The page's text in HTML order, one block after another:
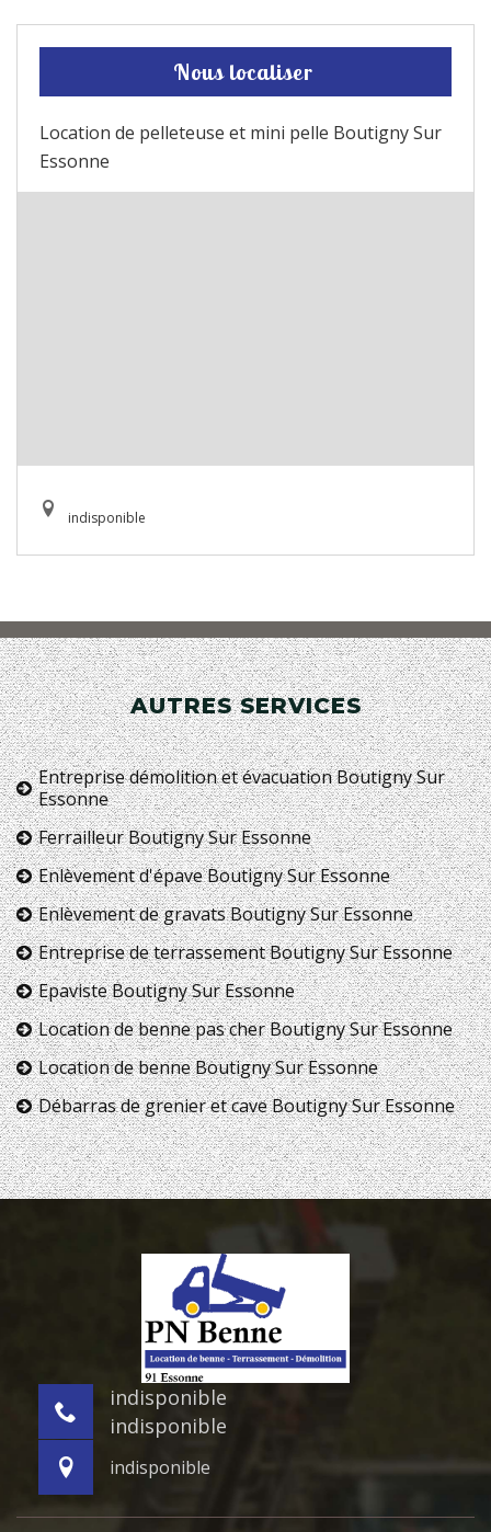
Nous localiser
Location de pelleteuse et mini pelle Boutigny Sur
Essonne
indisponible
AUTRES SERVICES
Entreprise démolition et évacuation Boutigny Sur
Essonne
Ferrailleur Boutigny Sur Essonne
Enlèvement d'épave Boutigny Sur Essonne
Enlèvement de gravats Boutigny Sur Essonne
Entreprise de terrassement Boutigny Sur Essonne
Epaviste Boutigny Sur Essonne
Location de benne pas cher Boutigny Sur Essonne
Location de benne Boutigny Sur Essonne
Débarras de grenier et cave Boutigny Sur Essonne
indisponible
indisponible
indisponible